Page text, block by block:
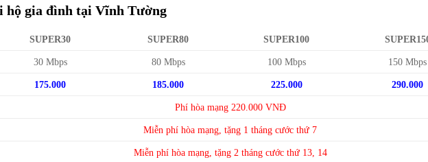
hộ gia đình tại Vĩnh Tường
SUPER30 SUPER80 SUPER100
30 Mbps 80 Mbps 100 Mbps 150 Mbps
175.000 185.000 225.000 290.000
Phí hòa mạng 220.000 VNĐ
Miễn phí hòa mạng, tặng 1 tháng cước thứ 7
Miễn phí hòa mạng, tặng 2 tháng cước thứ 13, 14